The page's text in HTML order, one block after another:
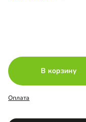
В корзину
Оплата